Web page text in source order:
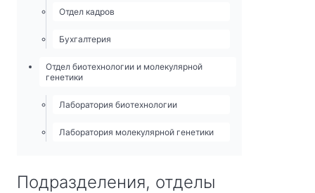
Отдел кадров
Бухгалтерия
Отдел биотехнологии и молекулярной
генетики
Лаборатория биотехнологии
Лаборатория молекулярной генетики
Подразделения, отделы